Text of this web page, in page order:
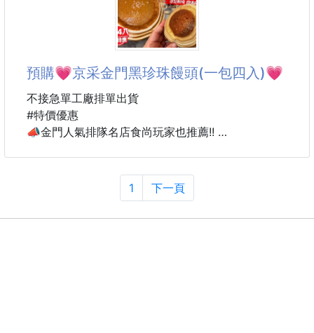
帶傳統的硬殼大水桶，去程佔了後車廂一大半空間
回程空桶還是同樣大佔位，真的很讓人頭痛！😮‍💨
別讓沉重的水桶累垮你的休閒假期！
「山系野餐露營旋轉龍頭折疊大容量補給儲水袋」
擁有超大容量補給線，卻能在一瞬間折疊扁平化，輕薄
搭配超級方便的旋轉式出水龍頭與人體工學便利提手
不管是在營地洗菜、泡茶，還是戶外派對都能讓你輕鬆
預購💗京采金門黑珍珠饅頭(一包四入)💗
不接急單工廠排單出貨
#特價優惠
📣金門人氣排隊名店食尚玩家也推薦!!
吼!吃過都都難以忘懷
招牌中的招牌，外圈紮實口感黑糖饅頭，
1 下一頁